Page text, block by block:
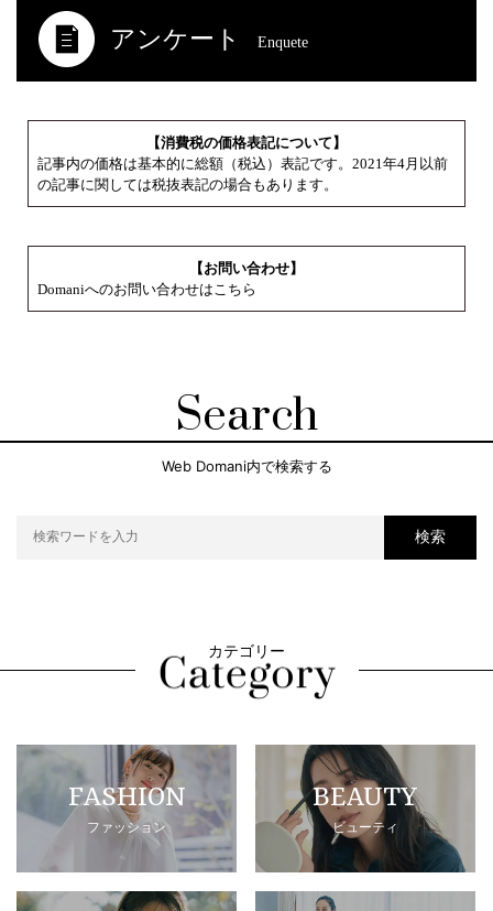
アンケート Enquete
【消費税の価格表記について】
記事内の価格は基本的に総額（税込）表記です。2021年4月以前
の記事に関しては税抜表記の場合もあります。
【お問い合わせ】
Domaniへのお問い合わせはこちら
Search
Web Domani内で検索する
検索
カテゴリー
FASHION
ファッション
BEAUTY
ビューティ